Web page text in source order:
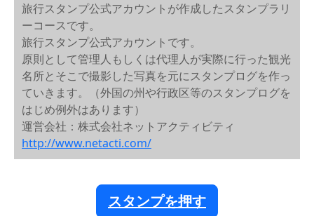
旅行スタンプ公式アカウントが作成したスタンプラリ
ーコースです。
旅行スタンプ公式アカウントです。
原則として管理人もしくは代理人が実際に行った観光
名所とそこで撮影した写真を元にスタンプログを作っ
ていきます。（外国の州や行政区等のスタンプログを
はじめ例外はあります）
運営会社：株式会社ネットアクティビティ
http://www.netacti.com/
スタンプを押す